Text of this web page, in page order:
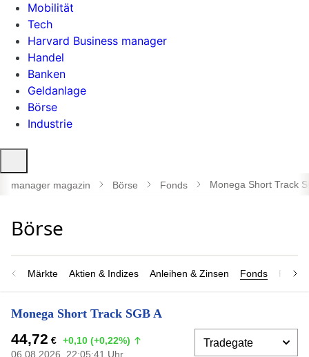
Mobilität
Tech
Harvard Business manager
Handel
Banken
Geldanlage
Börse
Industrie
öffnen
manager magazin Börse Fonds Monega Short Track
Märkte Aktien & Indizes Anleihen & Zinsen Fonds
Monega Short Track SGB A
44,72 € +0,10 (+0,22%)
06.08.2026, 22:05:41 Uhr